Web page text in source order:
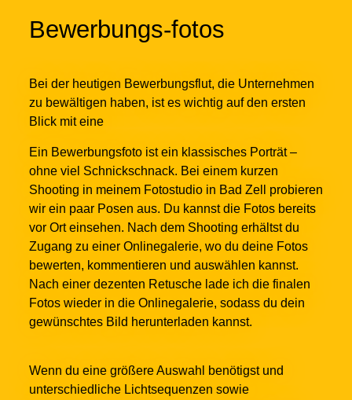
Bewerbungs-fotos
Bei der heutigen Bewerbungsflut, die Unternehmen
zu bewältigen haben, ist es wichtig auf den ersten
Blick mit eine
Ein Bewerbungsfoto ist ein klassisches Porträt –
ohne viel Schnickschnack. Bei einem kurzen
Shooting in meinem Fotostudio in Bad Zell probieren
wir ein paar Posen aus. Du kannst die Fotos bereits
vor Ort einsehen. Nach dem Shooting erhältst du
Zugang zu einer Onlinegalerie, wo du deine Fotos
bewerten, kommentieren und auswählen kannst.
Nach einer dezenten Retusche lade ich die finalen
Fotos wieder in die Onlinegalerie, sodass du dein
gewünschtes Bild herunterladen kannst.
Wenn du eine größere Auswahl benötigst und
unterschiedliche Lichtsequenzen sowie